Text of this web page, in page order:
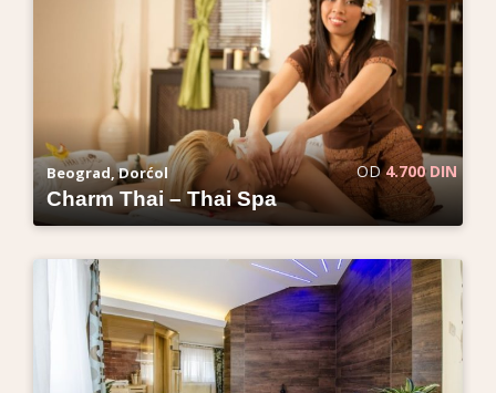
Beograd, Dorćol
Charm Thai – Thai Spa
OD4.700 DIN